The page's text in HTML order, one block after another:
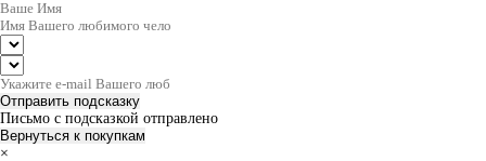
Отправить подсказку
Письмо с подсказкой отправлено
Вернуться к покупкам
×